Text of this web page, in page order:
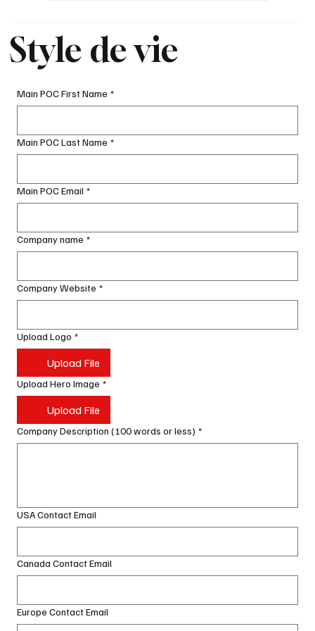
Style de vie
Main POC First Name *
Main POC Last Name *
Main POC Email *
Company name *
Company Website *
Upload Logo *
Upload File
Upload Hero Image *
Upload File
Company Description (100 words or less) *
USA Contact Email
Canada Contact Email
Europe Contact Email